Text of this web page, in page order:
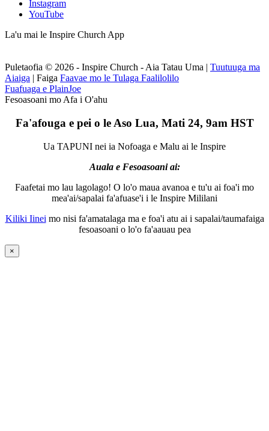
Instagram
YouTube
La'u mai le Inspire Church App
Puletaofia © 2026 - Inspire Church - Aia Tatau Uma | Tuutuuga ma
Aiaiga | Faiga Faavae mo le Tulaga Faalilolilo
Fuafuaga e PlainJoe
Fesoasoani mo Afa i O'ahu
Fa'afouga e pei o le Aso Lua, Mati 24, 9am HST
Ua TAPUNI nei ia Nofoaga e Malu ai le Inspire
Auala e Fesoasoani ai:
Faafetai mo lau lagolago! O lo'o maua avanoa e tu'u ai foa'i mo
mea'ai/sapalai fa'afuase'i i le Inspire Mililani
Kiliki Iinei mo nisi fa'amatalaga ma e foa'i atu ai i sapalai/taumafaiga
fesoasoani o lo'o fa'aauau pea
×